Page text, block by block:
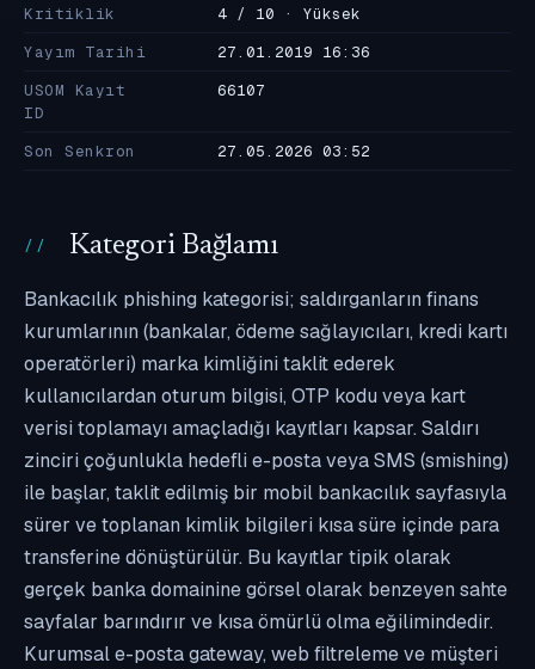
Kritiklik
4 / 10 · Yüksek
Yayım Tarihi
27.01.2019 16:36
USOM Kayıt
ID
66107
Son Senkron 27.05.2026 03:52
Kategori Bağlamı
Bankacılık phishing kategorisi; saldırganların finans
kurumlarının (bankalar, ödeme sağlayıcıları, kredi kartı
operatörleri) marka kimliğini taklit ederek
kullanıcılardan oturum bilgisi, OTP kodu veya kart
verisi toplamayı amaçladığı kayıtları kapsar. Saldırı
zinciri çoğunlukla hedefli e-posta veya SMS (smishing)
ile başlar, taklit edilmiş bir mobil bankacılık sayfasıyla
sürer ve toplanan kimlik bilgileri kısa süre içinde para
transferine dönüştürülür. Bu kayıtlar tipik olarak
gerçek banka domainine görsel olarak benzeyen sahte
sayfalar barındırır ve kısa ömürlü olma eğilimindedir.
Kurumsal e-posta gateway, web filtreleme ve müşteri